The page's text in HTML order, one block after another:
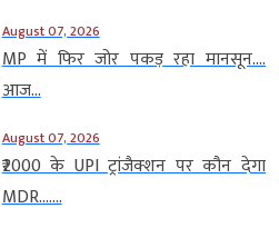
August 07, 2026
MP में फिर जोर पकड़ रहा मानसून….
आज...
August 07, 2026
₹2000 के UPI ट्रांजैक्शन पर कौन देगा
MDR…....